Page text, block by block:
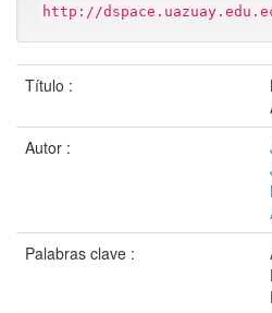
http://
Título :
Autor :
Palabras clave :